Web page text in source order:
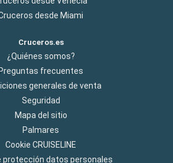
desde Miami
Cruceros.es
¿Quiénes somos?
frecuentes
generales de venta
Seguridad
Mapa del sitio
Palmares
Cookie CRUISELINE
protección datos personales